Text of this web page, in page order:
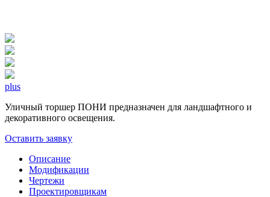
plus
Уличный торшер ПОНИ предназначен для ландшафтного и
декоративного освещения.
Оставить заявку
Описание
Модификации
Чертежи
Проектировщикам